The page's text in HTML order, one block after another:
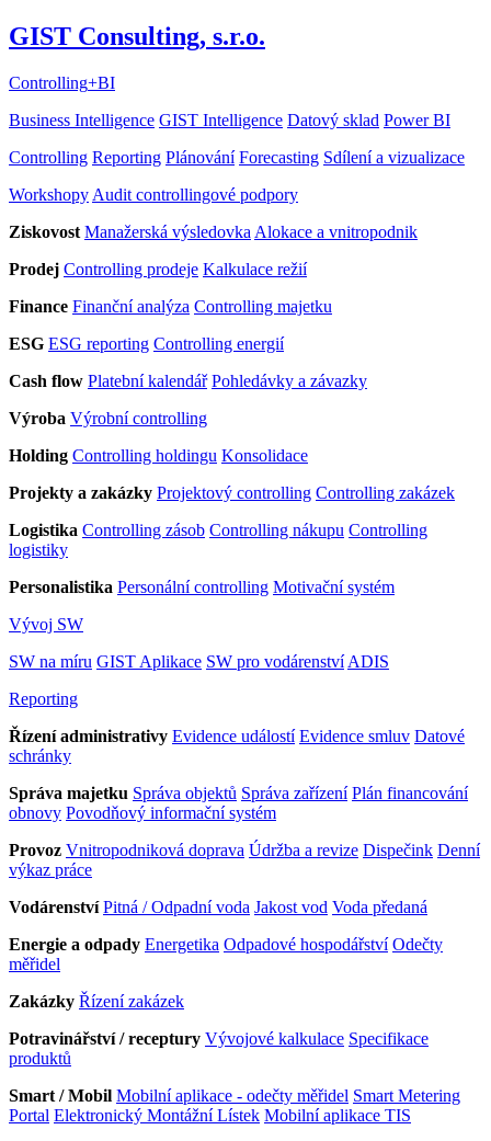
GIST Consulting, s.r.o.
Controlling+BI
Business Intelligence GIST Intelligence Datový sklad Power BI
Controlling Reporting Plánování Forecasting Sdílení a vizualizace
Workshopy Audit controllingové podpory
Ziskovost Manažerská výsledovka Alokace a vnitropodnik
Prodej Controlling prodeje Kalkulace režií
Finance Finanční analýza Controlling majetku
ESG ESG reporting Controlling energií
Cash flow Platební kalendář Pohledávky a závazky
Výroba Výrobní controlling
Holding Controlling holdingu Konsolidace
Projekty a zakázky Projektový controlling Controlling zakázek
Logistika Controlling zásob Controlling nákupu Controlling
logistiky
Personalistika Personální controlling Motivační systém
Vývoj SW
SW na míru GIST Aplikace SW pro vodárenství ADIS
Reporting
Řízení administrativy Evidence událostí Evidence smluv Datové
schránky
Správa majetku Správa objektů Správa zařízení Plán financování
obnovy Povodňový informační systém
Provoz Vnitropodniková doprava Údržba a revize Dispečink Denní
výkaz práce
Vodárenství Pitná / Odpadní voda Jakost vod Voda předaná
Energie a odpady Energetika Odpadové hospodářství Odečty
měřidel
Zakázky Řízení zakázek
Potravinářství / receptury Vývojové kalkulace Specifikace
produktů
Smart / Mobil Mobilní aplikace - odečty měřidel Smart Metering
Portal Elektronický Montážní Lístek Mobilní aplikace TIS